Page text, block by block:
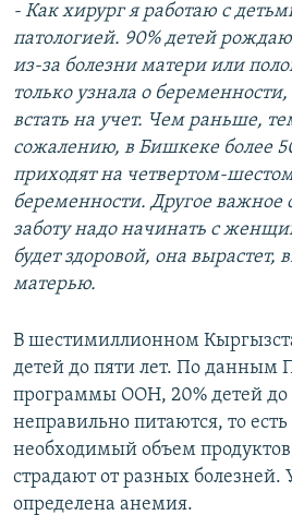
- Как хирург я работаю с
патологией. 90% детей
из-за болезни матери или
только узнала о
встать на учет. Чем раньше,
сожалению, в Бишкеке более
приходят на четвертом-
беременности. Другое важное
заботу надо начинать с
будет здоровой, она вырастет,
матерью.
В шестимиллионном
детей до пяти лет. По данным
программы ООН, 20% детей до
неправильно питаются, то
необходимый объем продуктов,
страдают от разных болезней.
определена анемия.